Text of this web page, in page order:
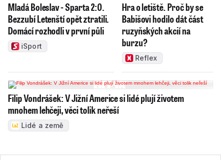
Mladá Boleslav - Sparta 2:0.
Bezzubí Letenští opět ztratili.
Domácí rozhodli v první půli
iSport
Hra o letiště. Proč by se
Babišovi hodilo dát část
ruzyňských akcií na
burzu?
Reflex
Filip Vondrášek: V Jižní Americe si lidé plují životem
mnohem lehčeji, věci tolik neřeší
Lidé a země